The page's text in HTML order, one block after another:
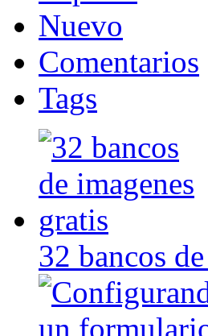
Nuevo
Comentarios
Tags
32 bancos